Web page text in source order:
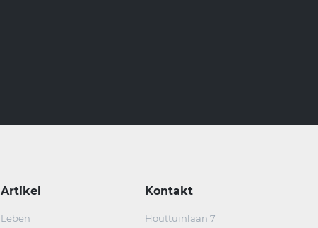
Artikel
Leben
Kontakt
Houttuinlaan 7